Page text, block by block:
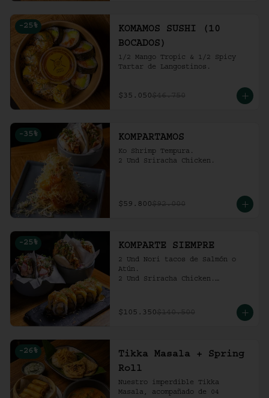
-25 %
KOMAMOS SUSHI (10
BOCADOS)
1/2 Mango Tropic & 1/2 Spicy
Tartar de Langostinos.
$35.050$46.750
-35 % KOMPARTAMOS
Ko Shrimp Tempura.
2 Und Sriracha Chicken.
$59.800$92.000
-25 % KOMPARTE SIEMPRE
2 Und Nori tacos de Salmón o
Atún.
2 Und Sriracha Chicken.
$105.350$140.500
-26 %
Tikka Masala + Spring
Roll
Nuestro imperdible Tikka
Masala, acompañado de 04